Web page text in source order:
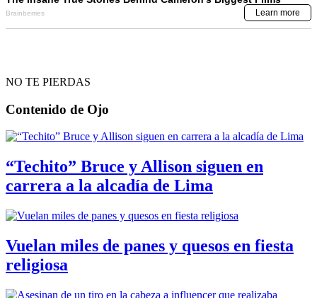
NO TE PIERDAS
Contenido de Ojo
“Techito” Bruce y Allison siguen en
carrera a la alcadía de Lima
Vuelan miles de panes y quesos en fiesta
religiosa